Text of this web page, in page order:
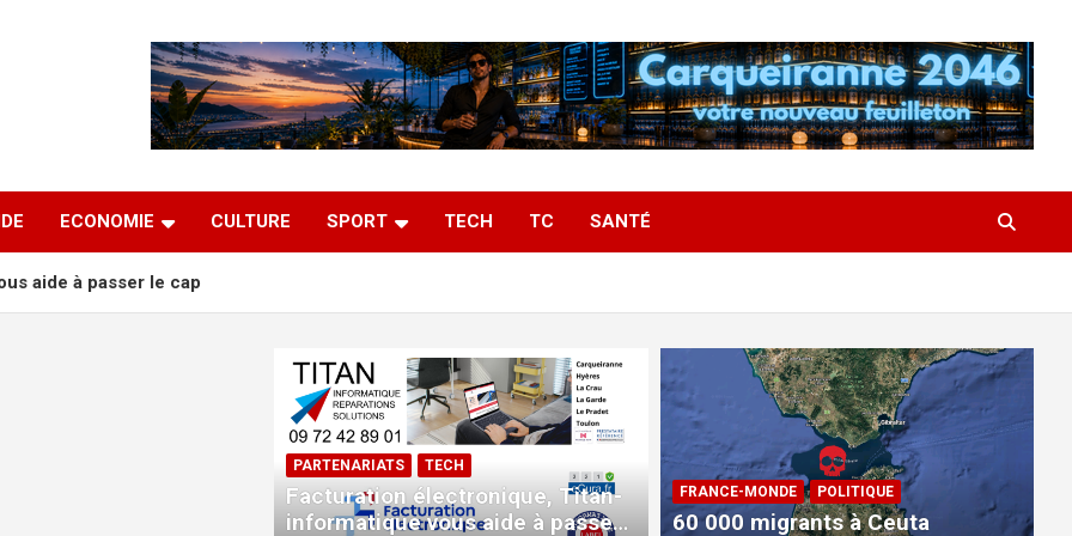
ECONOMIE CULTURE SPORT TECH TC SANTÉ
aide à passer le cap
régulier des climatiseurs sur le territoire TPM
PARTENARIATS TECH
Facturation électronique, Titan-
informatique vous aide à passer
FRANCE-MONDE POLITIQUE
60 000 migrants à Ceuta